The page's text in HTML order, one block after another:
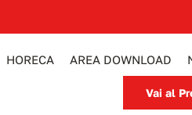
HORECA AREA DOWNLOAD
Vai al